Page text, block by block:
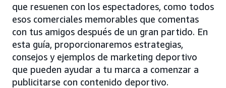
que resuenen con los espectadores, como todos
esos comerciales memorables que comentas
con tus amigos después de un gran partido. En
esta guía, proporcionaremos estrategias,
consejos y ejemplos de marketing deportivo
que pueden ayudar a tu marca a comenzar a
publicitarse con contenido deportivo.